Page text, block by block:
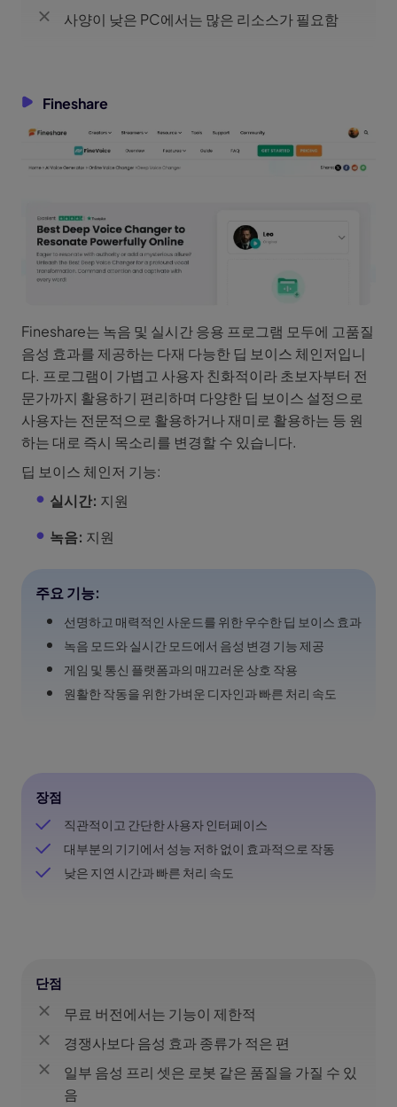
사양이 낮은 PC에서는 많은 리소스가 필요함
Fineshare
Fineshare는 녹음 및 실시간 응용 프로그램 모두에 고품질
음성 효과를 제공하는 다재 다능한 딥 보이스 체인저입니
다. 프로그램이 가볍고 사용자 친화적이라 초보자부터 전
문가까지 활용하기 편리하며 다양한 딥 보이스 설정으로
사용자는 전문적으로 활용하거나 재미로 활용하는 등 원
하는 대로 즉시 목소리를 변경할 수 있습니다.
딥 보이스 체인저 기능:
실시간: 지원
녹음: 지원
주요 기능:
선명하고 매력적인 사운드를 위한 우수한 딥 보이스 효과
녹음 모드와 실시간 모드에서 음성 변경 기능 제공
게임 및 통신 플랫폼과의 매끄러운 상호 작용
원활한 작동을 위한 가벼운 디자인과 빠른 처리 속도
장점
직관적이고 간단한 사용자 인터페이스
대부분의 기기에서 성능 저하 없이 효과적으로 작동
낮은 지연 시간과 빠른 처리 속도
단점
무료 버전에서는 기능이 제한적
경쟁사보다 음성 효과 종류가 적은 편
일부 음성 프리 셋은 로봇 같은 품질을 가질 수 있
음